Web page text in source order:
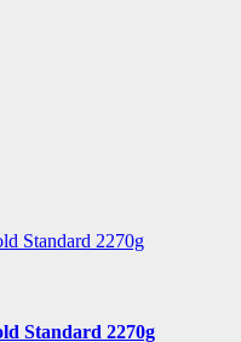
Standard 2270g